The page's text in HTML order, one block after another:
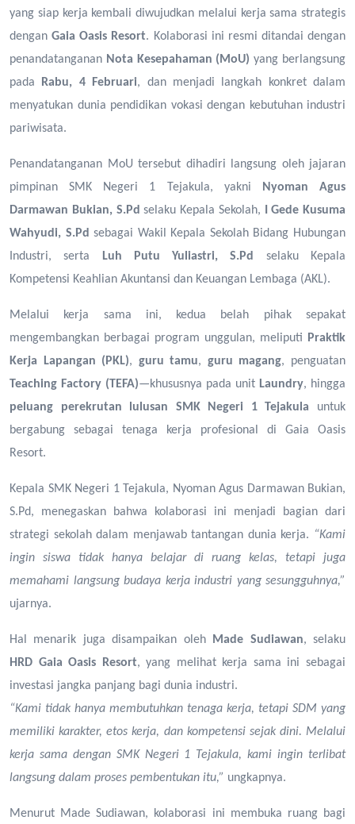
yang siap kerja kembali diwujudkan melalui kerja sama strategis
denganGaia Oasis Resort. Kolaborasi ini resmi ditandai dengan
penandatanganan Nota Kesepahaman (MoU) yang berlangsung
pada
Rabu, 4 Februari, dan menjadi langkah konkret dalam
menyatukan dunia pendidikan vokasi dengan kebutuhan industri
pariwisata.
Penandatanganan MoU tersebut dihadiri langsung oleh jajaran
pimpinan SMK Negeri 1 Tejakula, yakni
Nyoman Agus
Darmawan Bukian, S.Pd selaku Kepala Sekolah,
I Gede Kusuma
Wahyudi, S.Pd sebagai Wakil Kepala Sekolah Bidang Hubungan
Industri, serta
Luh Putu Yuliastri, S.Pd
selaku Kepala
Kompetensi Keahlian Akuntansi dan Keuangan Lembaga (AKL).
Melalui kerja sama ini, kedua belah pihak sepakat
mengembangkan berbagai program unggulan, meliputi
Praktik
Kerja Lapangan (PKL), guru tamu, guru magang, penguatan
Teaching Factory (TEFA)—khususnya pada unit Laundry, hingga
peluang perekrutan lulusan SMK Negeri 1 Tejakula untuk
bergabung sebagai tenaga kerja profesional di Gaia Oasis
Resort.
Kepala SMK Negeri 1 Tejakula, Nyoman Agus Darmawan Bukian,
S.Pd, menegaskan bahwa kolaborasi ini menjadi bagian dari
strategi sekolah dalam menjawab tantangan dunia kerja. “Kami
ingin siswa tidak hanya belajar di ruang kelas, tetapi juga
memahami langsung budaya kerja industri yang sesungguhnya,”
ujarnya.
Hal menarik juga disampaikan oleh Made Sudiawan, selaku
HRD Gaia Oasis Resort, yang melihat kerja sama ini sebagai
investasi jangka panjang bagi dunia industri.
“Kami tidak hanya membutuhkan tenaga kerja, tetapi SDM yang
memiliki karakter, etos kerja, dan kompetensi sejak dini. Melalui
kerja sama dengan SMK Negeri 1 Tejakula, kami ingin terlibat
langsung dalam proses pembentukan itu,” ungkapnya.
Menurut Made Sudiawan, kolaborasi ini membuka ruang bagi